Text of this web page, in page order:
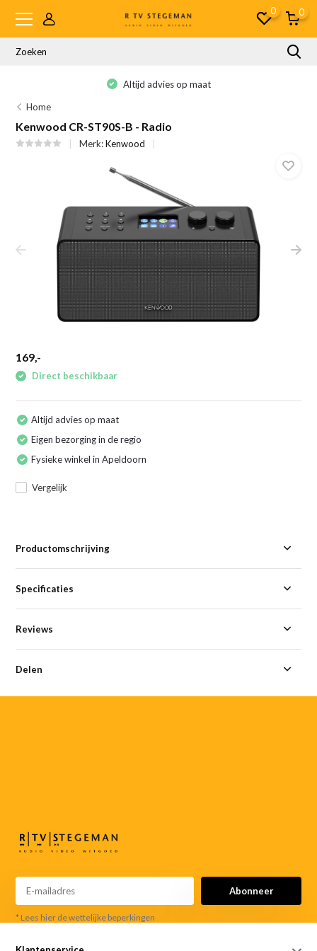
0 0
Altijd advies op maat
Home
Kenwood CR-ST90S-B - Radio
Merk:Kenwood
169,-
Direct beschikbaar
Altijd advies op maat
Eigen bezorging in de regio
Fysieke winkel in Apeldoorn
Vergelijk
Productomschrijving
Specificaties
Reviews
Delen
Abonneer
* Lees hier de wettelijke beperkingen